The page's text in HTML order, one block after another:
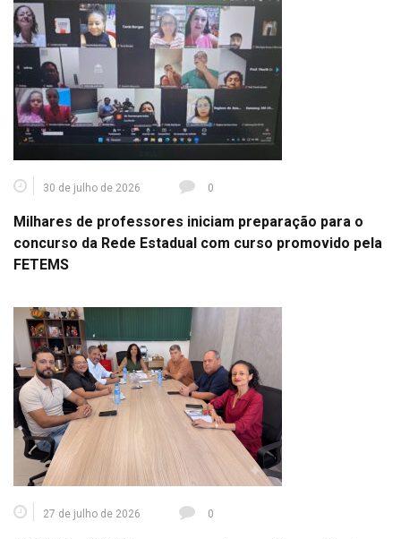
30 de julho de 2026 0
Milhares de professores iniciam preparação para o
concurso da Rede Estadual com curso promovido pela
FETEMS
27 de julho de 2026 0